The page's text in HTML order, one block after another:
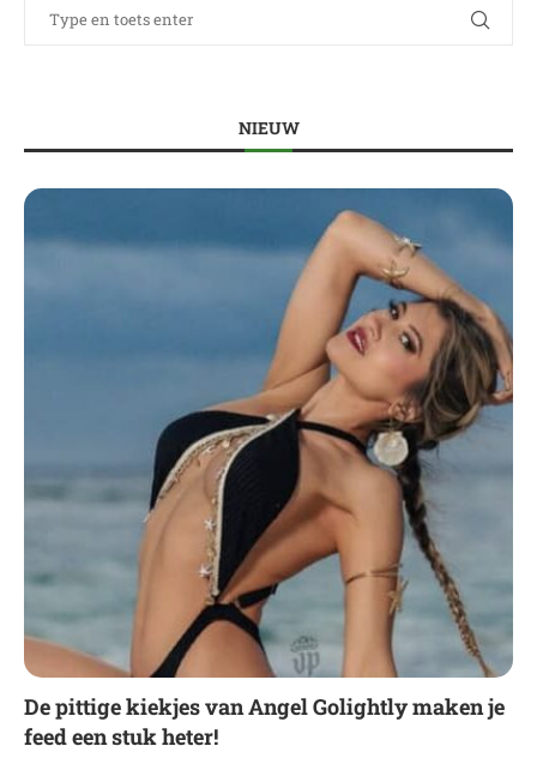
NIEUW
De pittige kiekjes van Angel Golightly maken je
feed een stuk heter!